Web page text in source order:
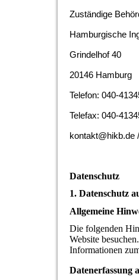
Zuständige
Hamburgische
Grindelhof 40
20146 Hamburg
Telefon: 040-
Telefax: 040-
kontakt@hikb.de
Datenschutz
1. Datenschutz
Allgemeine
Die folgenden
Website
Informationen
Datenerfassung